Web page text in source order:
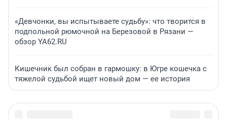
«Девчонки, вы испытываете судьбу»: что творится в
подпольной рюмочной на Березовой в Рязани —
обзор YA62.RU
Кишечник был собран в гармошку: в Югре кошечка с
тяжелой судьбой ищет новый дом — ее история